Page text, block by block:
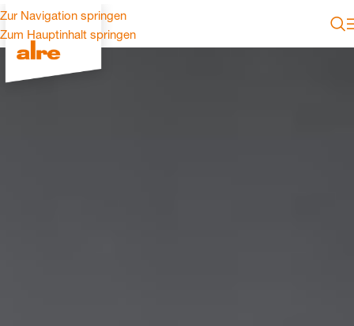
Zur Navigation springen
Zum Hauptinhalt springen